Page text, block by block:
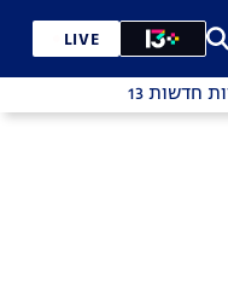
LIVE
חדשות 13